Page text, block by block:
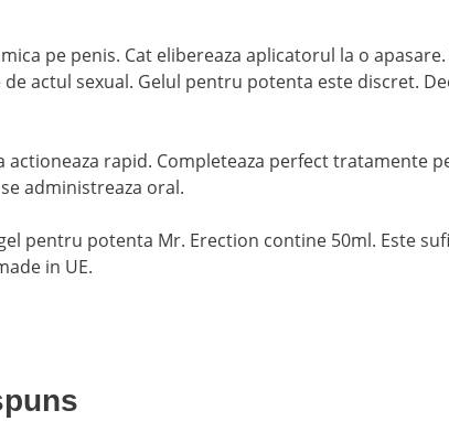
pe penis. Cat elibereaza aplicatorul la o
actul sexual. Gelul pentru potenta este discret.
actioneaza rapid. Completeaza perfect tratamente
administreaza oral.
pentru potenta Mr. Erection contine 50ml. Este
in UE.